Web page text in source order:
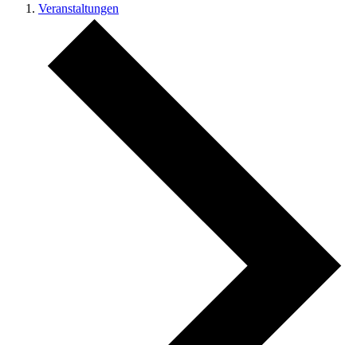
Veranstaltungen